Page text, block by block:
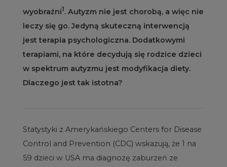
wyobraźni1. Autyzm nie jest chorobą, a więc nie
leczy się go. Jedyną skuteczną interwencją
jest terapia psychologiczna. Dodatkowymi
terapiami, na które decydują się rodzice dzieci
w spektrum autyzmu jest modyfikacja diety.
Dlaczego jest tak istotna?
Statystyki z Amerykańskiego Centers for Disease
Control and Prevention (CDC) wskazują, że 1 na
59 dzieci w USA ma diagnozę zaburzeń ze